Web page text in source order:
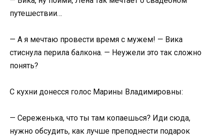
путешествии…
— А я мечтаю провести время с мужем! — Вика
стиснула перила балкона. — Неужели это так сложно
понять?
С кухни донесся голос Марины Владимировны:
— Сереженька, что ты там копаешься? Иди сюда,
нужно обсудить, как лучше преподнести подарок